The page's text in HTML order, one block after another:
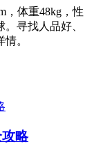
，体重48kg，性
寻找人品好、
。
略